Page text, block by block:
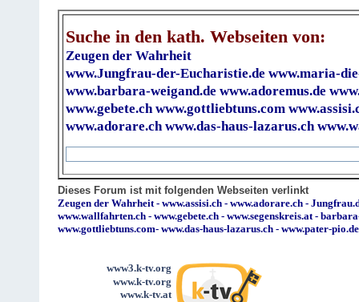
Suche in den kath. Webseiten von:
Zeugen der Wahrheit
www.Jungfrau-der-Eucharistie.de www.maria-
www.barbara-weigand.de www.adoremus.de
www.gebete.ch www.gottliebtuns.com
www.adorare.ch www.das-haus-lazarus.ch
Dieses Forum ist mit folgenden Webseiten verlinkt
Zeugen der Wahrheit- www.assisi.ch - www.adorare.ch -
www.wallfahrten.ch - www.gebete.ch - www.segenskreis.at-
www.gottliebtuns.com- www.das-haus-lazarus.ch - www.pater-pio.de
www3.k-tv.org
www.k-tv.org
www.k-tv.at